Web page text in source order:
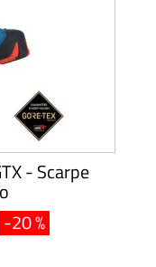
- Scarpe
-20 %